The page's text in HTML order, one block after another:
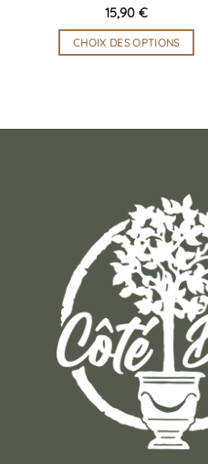
15,90 €
CHOIX DES OPTIONS
plusieurs
peuvent
être
choisies
sur
la
page
du
produit